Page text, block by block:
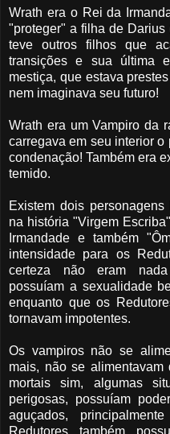
Wrath era o Rei da
"proteger" a filha de Darius
teve outros filhos que
transições e sua última
mestiça, que estava
nem imaginava seu futuro!
Wrath era um Vampiro da
carregava em seu interior
condenação! Também era
temido.
Existem dois
na história "Virgem
Irmandade e também
intensidade para os
certeza não eram
possuíam a sexualidade
enquanto que os
tornavam impotentes.
Os vampiros não se
mais, não se
mortais sim, algumas
perigosas, possuíam
aguçados,
Redutores também